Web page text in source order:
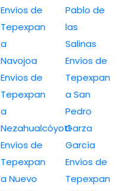
Envíos de
Tepexpan
a
Navojoa
Envíos de
Tepexpan
a
Nezahualcóyotl
Envíos de
Tepexpan
a Nuevo
Pablo de
las
Salinas
Envíos de
Tepexpan
a San
Pedro
Garza
García
Envíos de
Tepexpan